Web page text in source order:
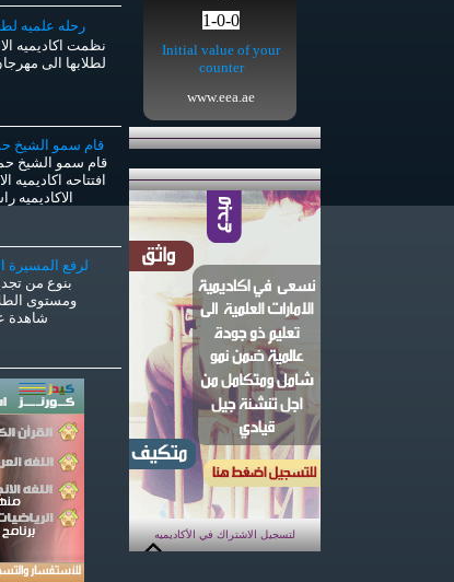
1-0-0
Initial value of your
counter
www.eea.ae
لتسجيل الاشتراك في الأكاديميه
رحله علميه
نظمت اكاديميه
قام سمو الشيخ
قام سمو الشيخ
افتتاحه اكاديميه
لرفع المسيرة
بنوع من
ومستوى
شاهدة